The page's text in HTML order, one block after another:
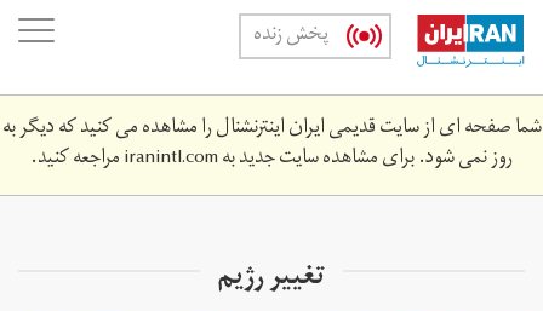
Skip
main
content
پخش زنده
شما صفحه ای از سایت قدیمی ایران اینترنشنال را مشاهده می کنید که دیگر به
روز نمی شود. برای مشاهده سایت جدید بهiranintl.comمراجعه کنید.
تغییر رژیم